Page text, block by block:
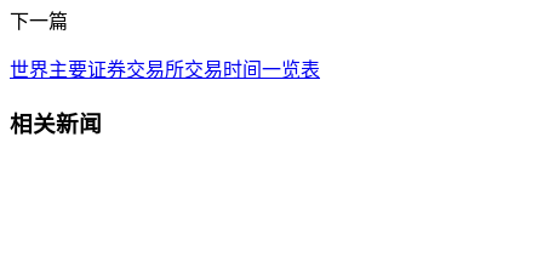
下一篇
世界主要证券交易所交易时间一览表
相关新闻